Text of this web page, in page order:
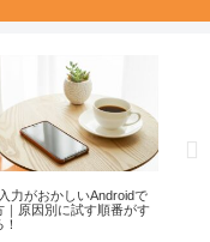
力がおかしいAndroidで
｜原因別に試す順番がす